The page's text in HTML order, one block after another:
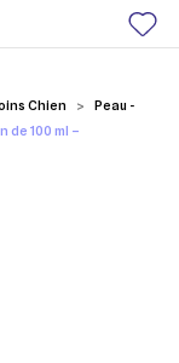
Chien
Peau -
de 100 ml –